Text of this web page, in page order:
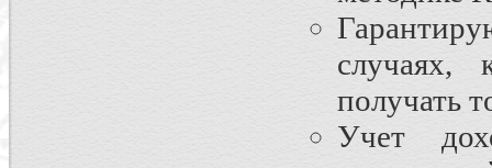
случаях,
получать
Учет